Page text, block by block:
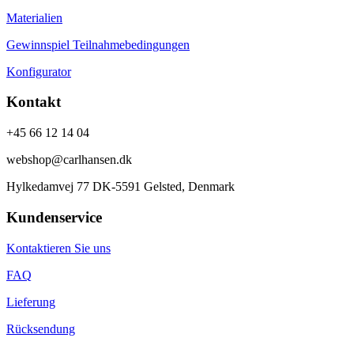
Materialien
Gewinnspiel Teilnahmebedingungen
Konfigurator
Kontakt
+45 66 12 14 04
webshop@carlhansen.dk
Hylkedamvej 77 DK-5591 Gelsted, Denmark
Kundenservice
Kontaktieren Sie uns
FAQ
Lieferung
Rücksendung